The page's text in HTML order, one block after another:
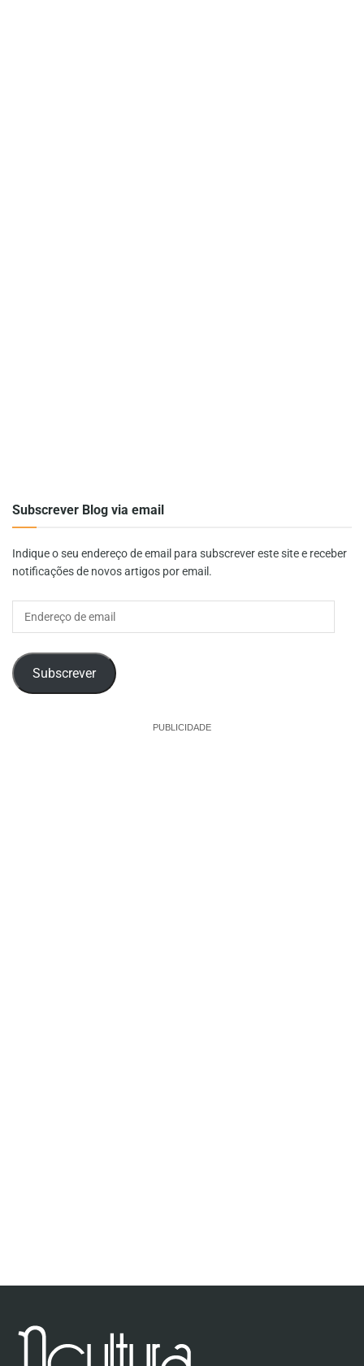
Subscrever Blog via email
Indique o seu endereço de email para subscrever este site e receber
notificações de novos artigos por email.
Subscrever
PUBLICIDADE